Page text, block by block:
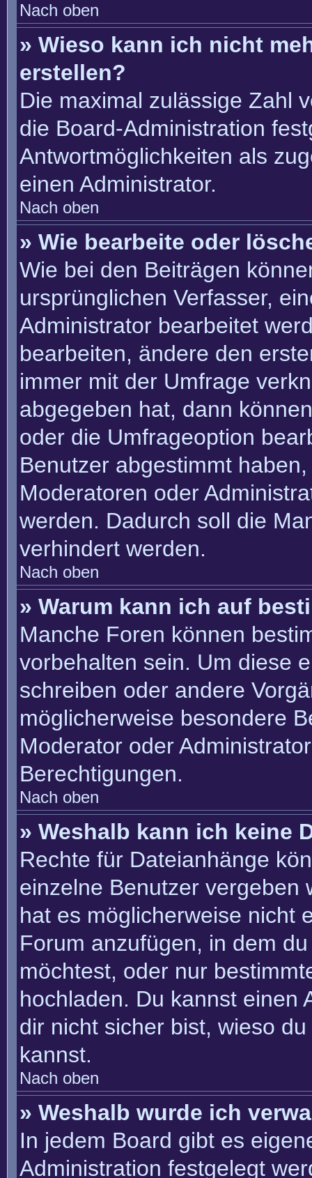
Nach oben
» Wieso kann ich nicht
erstellen?
Die maximal zulässige Zahl
die Board-Administration
Antwortmöglichkeiten als
einen Administrator.
Nach oben
» Wie bearbeite oder
Wie bei den Beiträgen
ursprünglichen Verfasser,
Administrator bearbeitet
bearbeiten, ändere den
immer mit der Umfrage
abgegeben hat, dann
oder die Umfrageoption
Benutzer abgestimmt
Moderatoren oder
werden. Dadurch soll die
verhindert werden.
Nach oben
» Warum kann ich auf
Manche Foren können
vorbehalten sein. Um diese
schreiben oder andere
möglicherweise besondere
Moderator oder
Berechtigungen.
Nach oben
» Weshalb kann ich keine
Rechte für Dateianhänge
einzelne Benutzer vergeben
hat es möglicherweise nicht
Forum anzufügen, in dem
möchtest, oder nur
hochladen. Du kannst einen
dir nicht sicher bist, wieso
kannst.
Nach oben
» Weshalb wurde ich
In jedem Board gibt es
Administration festgelegt